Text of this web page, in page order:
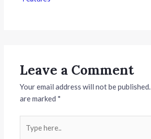
Leave a Comment
Your email address will not be published.
are marked *
here..